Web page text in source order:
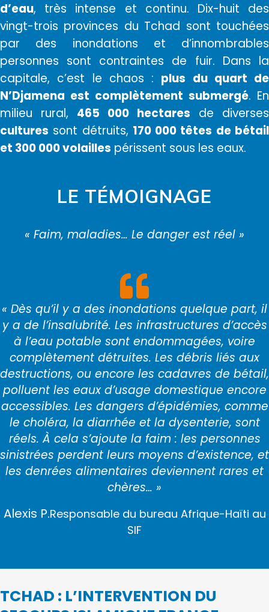
d’eau, très intense et continu. Dix-huit des
vingt-trois provinces du Tchad sont touchées
par des inondations et d’innombrables
personnes sont contraintes de fuir. Dans la
capitale, c’est le chaos : plus du quart de
N’Djamena est complètement submergé. En
milieu rural, 465 000 hectares de diverses
cultures sont détruits, 170 000 têtes de bétail
et 300 000 volailles périssent sous les eaux.
LE TÉMOIGNAGE
« Faim, maladies… Le danger est réel »
« Dès qu’il y a des inondations quelque part, il
y a de l’insalubrité. Les infrastructures d’accès
à l’eau potable sont endommagées, voire
complètement détruites. Les débris liés aux
destructions, ou encore les cadavres de bétail,
polluent les eaux d’usage domestique encore
accessibles. Les dangers d’épidémies, comme
le choléra, la diarrhée et la dysenterie, sont
réels. À cela s’ajoute la faim : les personnes
sinistrées perdent leurs moyens d’existence, et
les denrées alimentaires deviennent rares et
chères… »
Alexis P.Responsable du bureau Afrique-Haïti au
SIF
TCHAD : L’INTERVENTION DU